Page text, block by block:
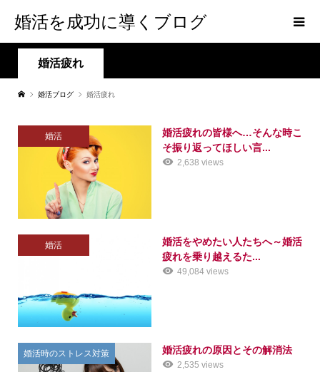
婚活を成功に導くブログ
婚活疲れ
婚活ブログ 婚活疲れ
婚活
婚活疲れの皆様へ…そんな時こ
そ振り返ってほしい言...
2,638 views
婚活
婚活をやめたい人たちへ～婚活
疲れを乗り越えるた...
49,084 views
婚活時のストレス対策 婚活疲れの原因とその解消法
2,535 views